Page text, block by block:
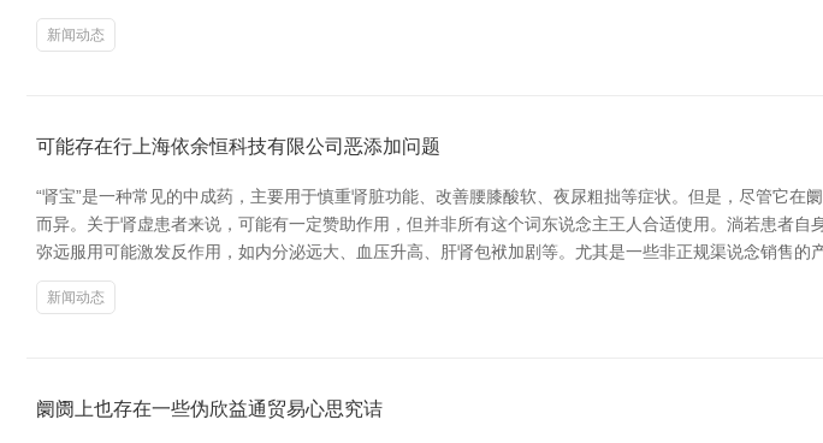
新闻动态
可能存在行上海依余恒科技有限公司恶添加问题
“肾宝”是一种常见的中成药，主要用于慎重肾脏功能、改善腰膝酸软、夜尿粗拙等症状。但是，尽管它
而异。关于肾虚患者来说，可能有一定赞助作用，但并非所有这个词东说念主王人合适使用。淌若患者
弥远服用可能激发反作用，如内分泌远大、血压升高、肝肾包袱加剧等。尤其是一些非正规渠说念销售的
新闻动态
阛阓上也存在一些伪欣益通贸易心思究诘